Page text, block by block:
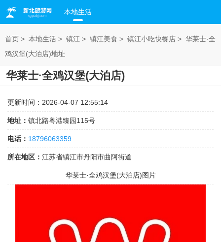
本地生活
首页 > 本地生活 > 镇江 > 镇江美食 > 镇江小吃快餐店 > 华莱士·全
鸡汉堡(大泊店)地址
华莱士·全鸡汉堡(大泊店)
更新时间：2026-04-07 12:55:14
地址： 镇北路粤港臻园115号
电话： 18796063359
所在地区： 江苏省镇江市丹阳市曲阿街道
华莱士·全鸡汉堡(大泊店)图片